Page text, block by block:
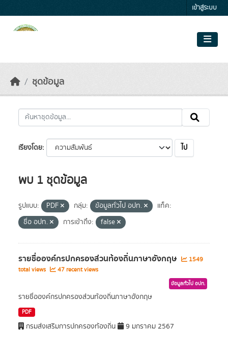
เข้าสู่ระบบ
ชุดข้อมูล
เรียงโดย ไป
พบ 1 ชุดข้อมูล
รูปแบบ: PDF กลุ่ม: ข้อมูลทั่วไป อปท.
แท็ค:
ชื่อ อปท.
การเข้าถึง: false
รายชื่อองค์กรปกครองส่วนท้องถิ่นภาษาอังกฤษ
1549
total views
47 recent views
ข้อมูลทั่วไป อปท.
รายชื่อองค์กรปกครองส่วนท้องถิ่นภาษาอังกฤษ
PDF
กรมส่งเสริมการปกครองท้องถิ่น 9 มกราคม 2567